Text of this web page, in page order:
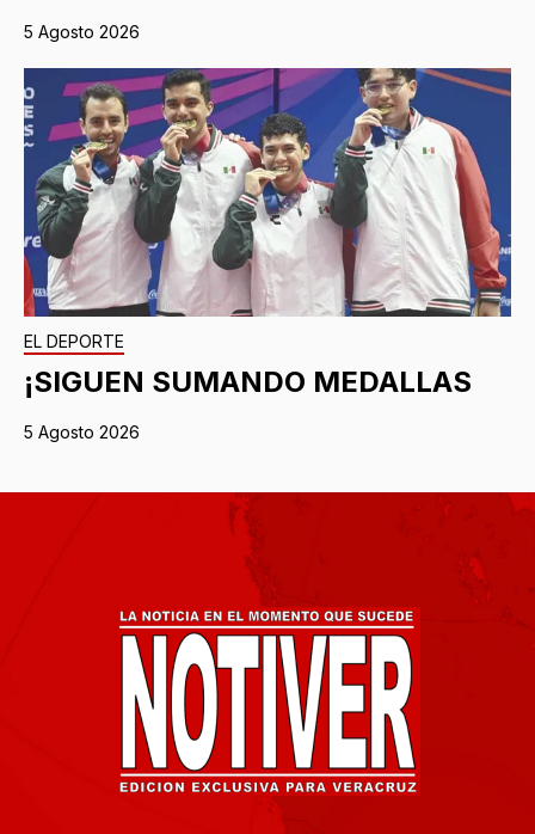
5 Agosto 2026
EL DEPORTE
¡SIGUEN SUMANDO MEDALLAS
5 Agosto 2026